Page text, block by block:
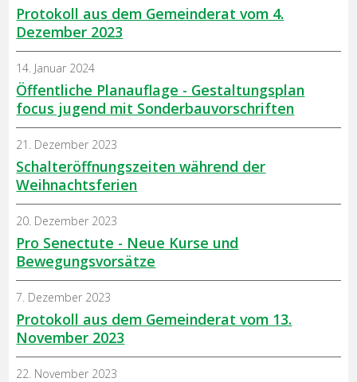
Protokoll aus dem Gemeinderat vom 4.
Dezember 2023
Öffentliche Planauflage - Gestaltungsplan
focus jugend mit Sonderbauvorschriften
14. Januar 2024
Schalteröffnungszeiten während der
Weihnachtsferien
21. Dezember 2023
Pro Senectute - Neue Kurse und
Bewegungsvorsätze
20. Dezember 2023
Protokoll aus dem Gemeinderat vom 13.
November 2023
7. Dezember 2023
22. November 2023